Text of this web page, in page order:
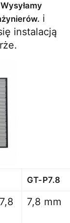
i
instalacją
GT-P7.8
7,8 mm